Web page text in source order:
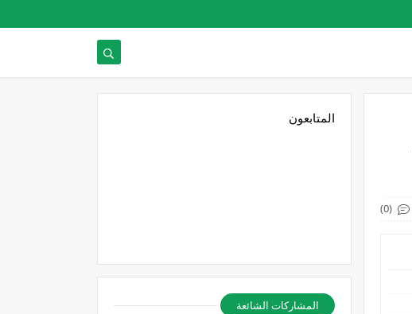
(0)
المتابعون
المشاركات الشائعة